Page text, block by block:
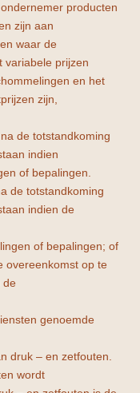
producten
zijn aan
waar de
variabele prijzen
en het
zijn,
de totstandkoming
indien
of bepalingen.
de totstandkoming
indien de
of bepalingen; of
overeenkomst op te
de
genoemde
druk – en zetfouten.
wordt